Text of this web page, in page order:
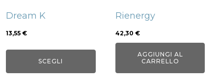
Dream K
13,55 €
SCEGLI
essere
scelte
del
Rienergy
42,30 €
AGGIUNGI AL
CARRELLO